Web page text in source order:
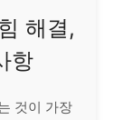
해결,
항
것이 가장